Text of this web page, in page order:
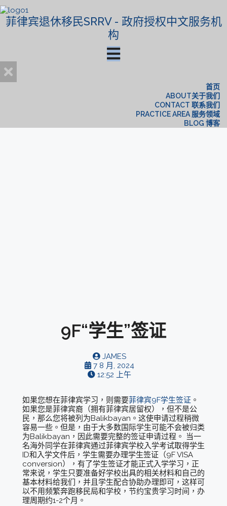
菲律宾退休移民SRRV - 政府授权中文服务机
构
首页
ABOUT关于我们
CONTACT 联系我们
PRACTICE AREA 服务领域
BLOG 博客
9F“学生”签证
JAMES
7 8 月, 2024
12:52 上午
如果您想在菲律宾学习，则需要菲律宾9F学生签证 。
如果您是菲律宾裔（拥有菲律宾居留权），但不是公
民，那么您将被列为Balikbayan。这使申请过程稍微
容易一些。但是，由于大多数国际学生可能不会被归类
为Balikbayan，因此需要完整的签证申请过程。 当一
名海外同学在菲律宾通过菲律宾学校入学考试取得学生
ID和入学文件后，学生需要办理学生签证（9F VISA
conversion），有了学生签证才能正式入学学习，正
常来说，学生只要准备好学校出具的相关材料和自己的
基本材料给我们，并且学生配合协助办理即可，这样可
以不用频繁奔跑移民局和学校，节约宝贵学习时间，办
理周期约1-2个月。